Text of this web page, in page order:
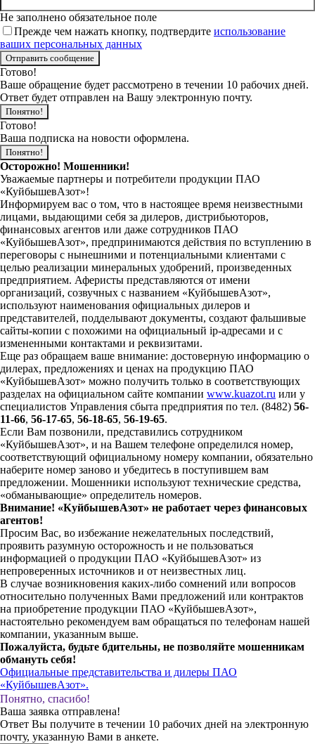
Не заполнено обязательное поле
Прежде чем нажать кнопку, подтвердите использование
ваших персональных данных
Готово!
Ваше обращение будет рассмотрено в течении 10 рабочих дней.
Ответ будет отправлен на Вашу электронную почту.
Понятно!
Готово!
Ваша подписка на новости оформлена.
Понятно!
Осторожно! Мошенники!
Уважаемые партнеры и потребители продукции ПАО
«КуйбышевАзот»!
Информируем вас о том, что в настоящее время неизвестными
лицами, выдающими себя за дилеров, дистрибьюторов,
финансовых агентов или даже сотрудников ПАО
«КуйбышевАзот», предпринимаются действия по вступлению в
переговоры с нынешними и потенциальными клиентами с
целью реализации минеральных удобрений, произведенных
предприятием. Аферисты представляются от имени
организаций, созвучных с названием «КуйбышевАзот»,
используют наименования официальных дилеров и
представителей, подделывают документы, создают фальшивые
сайты-копии с похожими на официальный ip-адресами и с
измененными контактами и реквизитами.
Еще раз обращаем ваше внимание: достоверную информацию о
дилерах, предложениях и ценах на продукцию ПАО
«КуйбышевАзот» можно получить только в соответствующих
разделах на официальном сайте компании www.kuazot.ru или у
специалистов Управления сбыта предприятия по тел. (8482) 56-
11-66, 56-17-65, 56-18-65, 56-19-65.
Если Вам позвонили, представились сотрудником
«КуйбышевАзот», и на Вашем телефоне определился номер,
соответствующий официальному номеру компании, обязательно
наберите номер заново и убедитесь в поступившем вам
предложении. Мошенники используют технические средства,
«обманывающие» определитель номеров.
Внимание! «КуйбышевАзот» не работает через финансовых
агентов!
Просим Вас, во избежание нежелательных последствий,
проявить разумную осторожность и не пользоваться
информацией о продукции ПАО «КуйбышевАзот» из
непроверенных источников и от неизвестных лиц.
В случае возникновения каких-либо сомнений или вопросов
относительно полученных Вами предложений или контрактов
на приобретение продукции ПАО «КуйбышевАзот»,
настоятельно рекомендуем вам обращаться по телефонам нашей
компании, указанным выше.
Пожалуйста, будьте бдительны, не позволяйте мошенникам
обмануть себя!
Официальные представительства и дилеры ПАО
«КуйбышевАзот».
Понятно, спасибо!
Ваша заявка отправлена!
Ответ Вы получите в течении 10 рабочих дней на электронную
почту, указанную Вами в анкете.